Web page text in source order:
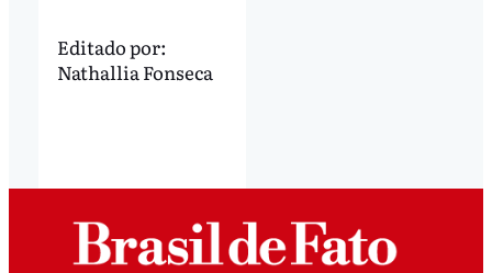
Editado por:
Nathallia Fonseca